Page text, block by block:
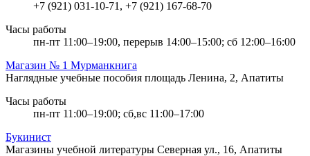
+7 (921) 031-10-71, +7 (921) 167-68-70
Часы работы
пн-пт 11:00–19:00, перерыв 14:00–15:00; сб 12:00–16:00
Магазин № 1 Мурманкнига
Наглядные учебные пособия площадь Ленина, 2, Апатиты
Часы работы
пн-пт 11:00–19:00; сб,вс 11:00–17:00
Букинист
Магазины учебной литературы Северная ул., 16, Апатиты